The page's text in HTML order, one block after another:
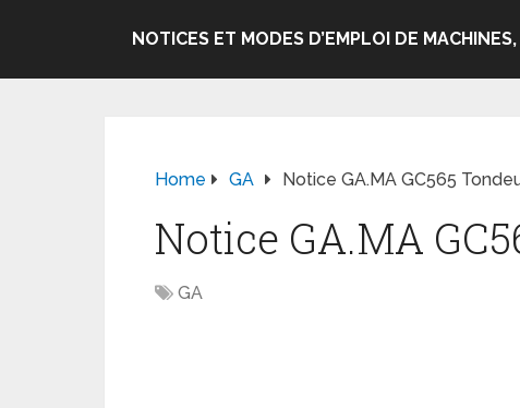
NOTICES ET MODES D’EMPLOI DE
Home GA Notice GA.MA GC565
Notice GA.MA
GA